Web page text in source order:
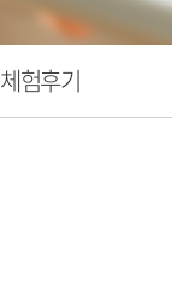
체험후기